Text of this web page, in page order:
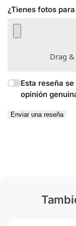
¿Tienes fotos
Drag
Esta reseña
opinión
Enviar una reseña